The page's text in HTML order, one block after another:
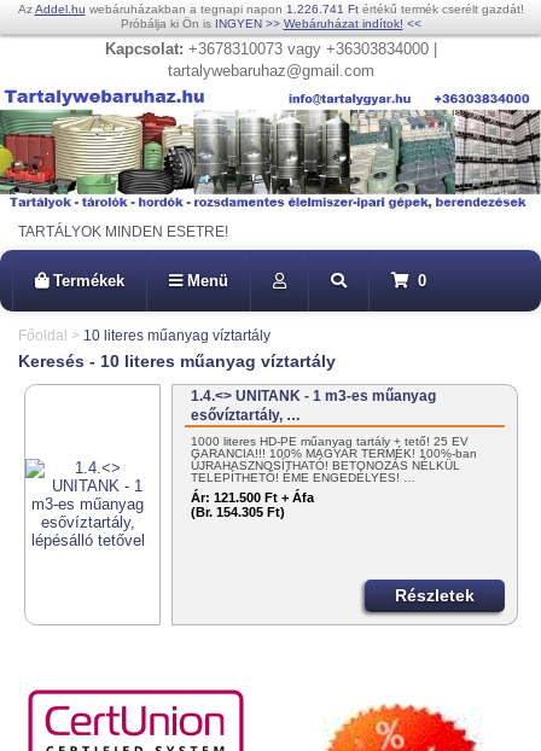
AzAddel.hu webáruházakban a tegnapi napon 1.226.741 Ftértékű termék cserélt gazdát!
Próbálja ki Ön is INGYEN >> Webáruházat indítok! <<
Kapcsolat: +3678310073 vagy +36303834000 |
tartalywebaruhaz@gmail.com
TARTÁLYOK MINDEN ESETRE!
Termékek Menü 0
Főoldal > 10 literes műanyag víztartály
Keresés - 10 literes műanyag víztartály
1.4.<> UNITANK - 1 m3-es műanyag
esővíztartály, …
1000 literes HD-PE műanyag tartály + tető! 25 ÉV
GARANCIA!!! 100% MAGYAR TERMÉK! 100%-ban
ÚJRAHASZNOSÍTHATÓ! BETONOZÁS NÉLKÜL
TELEPÍTHETŐ! ÉME ENGEDÉLYES! …
Ár: 121.500 Ft + Áfa
(Br. 154.305 Ft)
Részletek